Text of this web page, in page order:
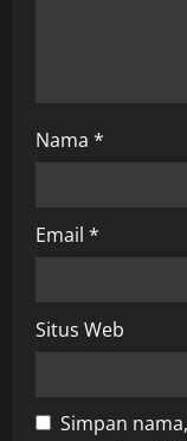
Nama *
Email *
Situs Web
Simpan